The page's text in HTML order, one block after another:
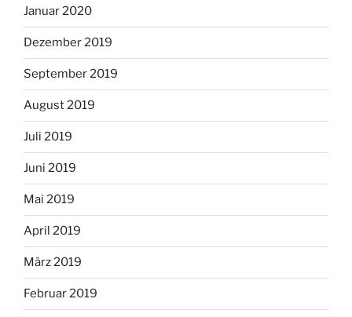
Januar 2020
Dezember 2019
September 2019
August 2019
Juli 2019
Juni 2019
Mai 2019
April 2019
März 2019
Februar 2019